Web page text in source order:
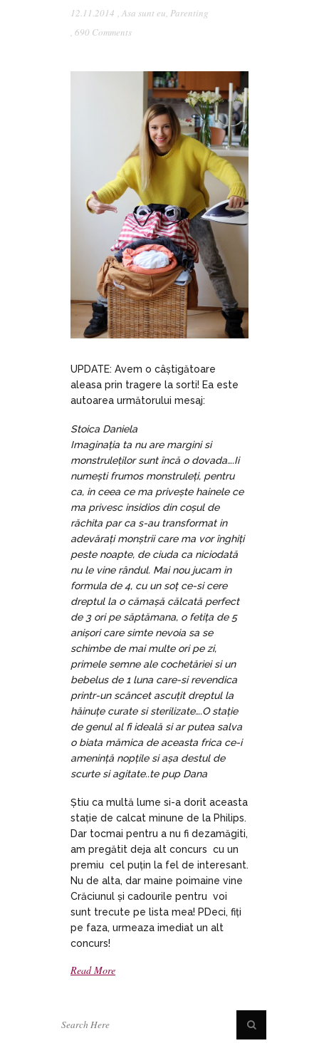
12.11.2014 Asa sunt eu Parenting
690 Comments
UPDATE: Avem o câștigătoare
aleasa prin tragere la sorti! Ea este
autoarea următorului mesaj:
Stoica Daniela
Imaginația ta nu are margini si
monstruleților sunt încă o dovada….Ii
numești frumos monstruleți, pentru
ca, in ceea ce ma privește hainele ce
ma privesc insidios din coșul de
răchita par ca s-au transformat in
adevărați monștrii care ma vor înghiți
peste noapte, de ciuda ca niciodată
nu le vine rândul. Mai nou jucam in
formula de 4, cu un soț ce-si cere
dreptul la o cămașă călcată perfect
de 3 ori pe săptămana, o fetița de 5
anișori care simte nevoia sa se
schimbe de mai multe ori pe zi,
primele semne ale cochetăriei si un
bebelus de 1 luna care-si revendica
printr-un scâncet ascuțit dreptul la
hăinuțe curate si sterilizate….O stație
de genul al fi ideală si ar putea salva
o biata mămica de aceasta frica ce-i
amenință nopțile si așa destul de
scurte si agitate..te pup Dana
Știu ca multă lume si-a dorit aceasta
stație de calcat minune de la Philips.
Dar tocmai pentru a nu fi dezamăgiti,
am pregătit deja alt concurs cu un
premiu cel puțin la fel de interesant.
Nu de alta, dar maine poimaine vine
Crăciunul și cadourile pentru voi
sunt trecute pe lista mea! PDeci, fiți
pe faza, urmeaza imediat un alt
concurs!
Read More